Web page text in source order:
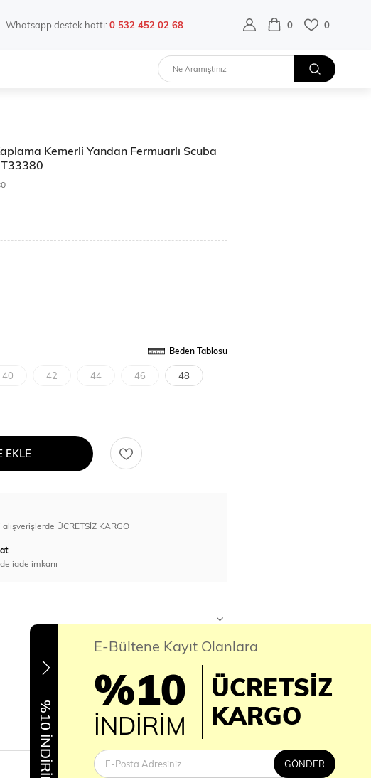
Whatsapp destek hattı:0 532 452 02 68 0 0
Kemerli Yandan Fermuarlı Scuba
Beden Tablosu
40 42 44 46 48
EKLE
ÜCRETSİZ KARGO
iade imkanı
%10 İNDİRİM
E-Bültene Kayıt Olanlara
%10
İNDİRİM
ÜCRETSİZ
KARGO
GÖNDER